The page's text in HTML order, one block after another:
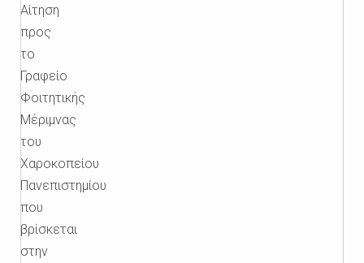
Αίτηση
προς
το
Γραφείο
Φοιτητικής
Μέριμνας
του
Χαροκοπείου
Πανεπιστημίου
που
βρίσκεται
στην